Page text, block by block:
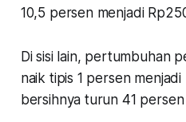
10,5 persen menjadi
Di sisi lain, pertumbuhan
naik tipis 1 persen
bersihnya turun 41